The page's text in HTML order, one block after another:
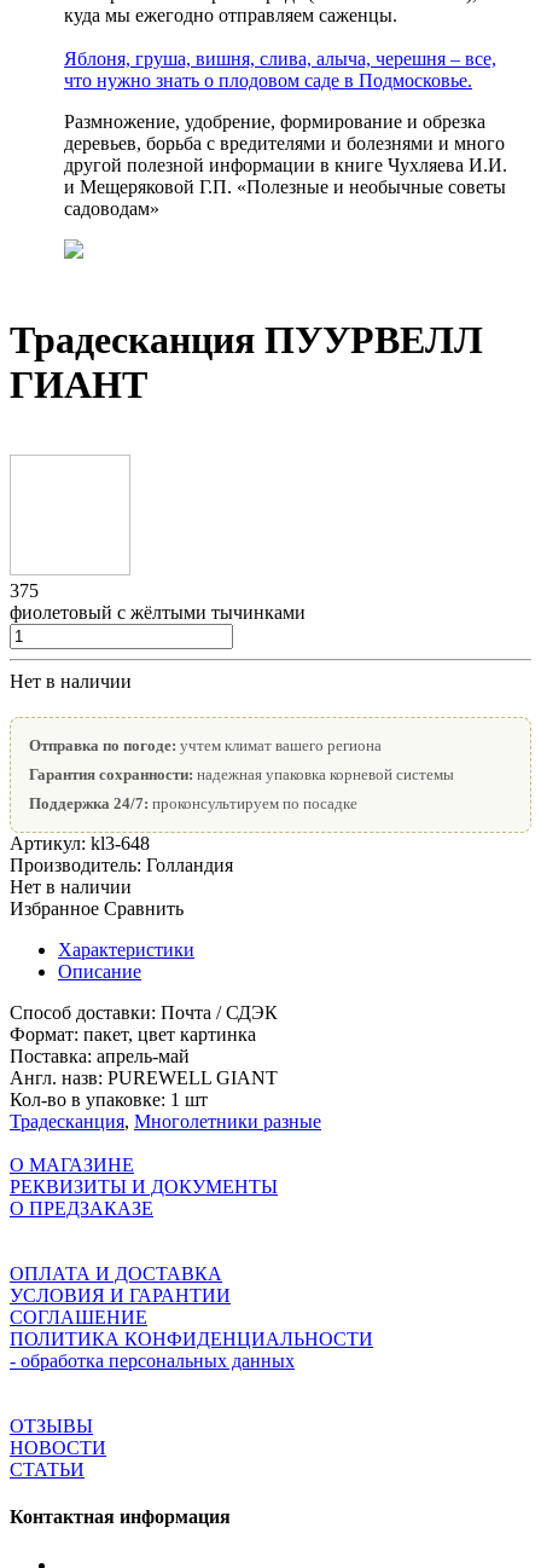
куда мы ежегодно отправляем саженцы.
Яблоня, груша, вишня, слива, алыча, черешня – все,
что нужно знать о плодовом саде в Подмосковье.
Размножение, удобрение, формирование и обрезка
деревьев, борьба с вредителями и болезнями и много
другой полезной информации в книге Чухляева И.И.
и Мещеряковой Г.П. «Полезные и необычные советы
садоводам»
Традесканция ПУУРВЕЛЛ
ГИАНТ
375
фиолетовый с жёлтыми тычинками
Нет в наличии
Отправка по погоде: учтем климат вашего региона
Гарантия сохранности: надежная упаковка корневой системы
Поддержка 24/7: проконсультируем по посадке
Артикул: kl3-648
Производитель: Голландия
Нет в наличии
Избранное Сравнить
Характеристики
Описание
Способ доставки: Почта / СДЭК
Формат: пакет, цвет картинка
Поставка: апрель-май
Англ. назв: PUREWELL GIANT
Кол-во в упаковке: 1 шт
Традесканция, Многолетники разные
О МАГАЗИНЕ
РЕКВИЗИТЫ И ДОКУМЕНТЫ
О ПРЕДЗАКАЗЕ
ОПЛАТА И ДОСТАВКА
УСЛОВИЯ И ГАРАНТИИ
СОГЛАШЕНИЕ
ПОЛИТИКА КОНФИДЕНЦИАЛЬНОСТИ
- обработка персональных данных
ОТЗЫВЫ
НОВОСТИ
СТАТЬИ
Контактная информация